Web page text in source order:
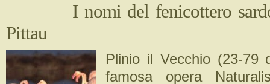
I nomi del fenicottero
Pittau
Plinio il Vecchio (23-79
famosa opera